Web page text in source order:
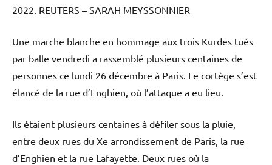
2022. REUTERS – SARAH MEYSSONNIER
Une marche blanche en hommage aux trois Kurdes tués
par balle vendredi a rassemblé plusieurs centaines de
personnes ce lundi 26 décembre à Paris. Le cortège s’est
élancé de la rue d’Enghien, où l’attaque a eu lieu.
Ils étaient plusieurs centaines à défiler sous la pluie,
entre deux rues du Xe arrondissement de Paris, la rue
d’Enghien et la rue Lafayette. Deux rues où la